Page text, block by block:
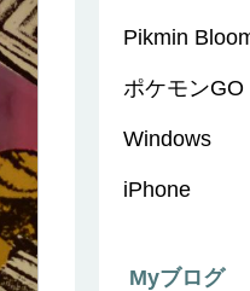
Pikmin
ポケモンGO
Windows
iPhone
Myブログ